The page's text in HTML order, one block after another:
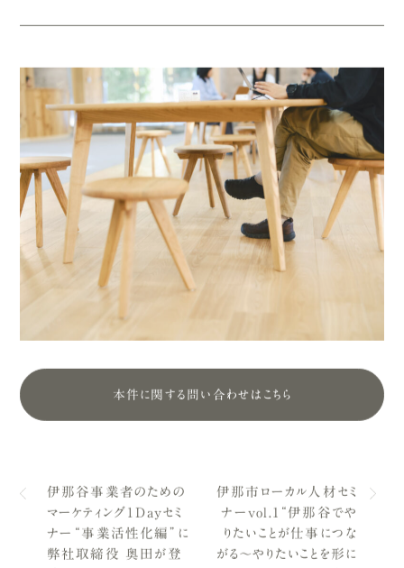
本件に関する問い合わせはこちら
伊那市ローカル人材セミ
ナーvol.1“伊那谷でや
りたいことが仕事につな
がる〜やりたいことを形に
伊那谷事業者のための
マーケティング１Dayセミ
ナー“事業活性化編”に
弊社取締役 奥田が登